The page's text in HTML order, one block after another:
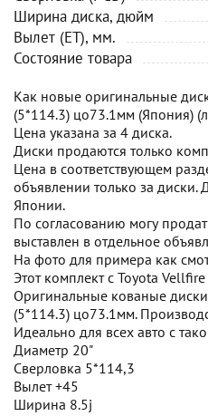
Ширина диска, дюйм
Вылет (ET), мм.
Состояние товара
Как новые оригинальные
(5*114.3) цо73.1мм (Япония)
Цена указана за 4 диска.
Диски продаются только
Цена в соответствующем
объявлении только за
Японии.
По согласованию могу
выставлен в отдельное
На фото для примера как
Этот комплект с Toyota
Оригинальные кованые
(5*114.3) цо73.1мм.
Идеально для всех авто с
Диаметр 20"
Сверловка 5*114,3
Вылет +45
Ширина 8.5j